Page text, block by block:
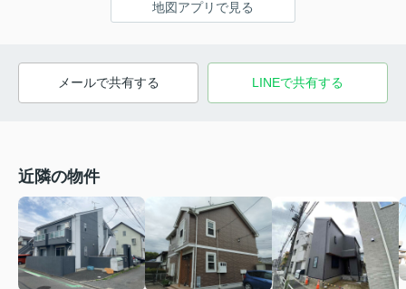
地図アプリで見る
メールで共有する LINEで共有する
近隣の物件